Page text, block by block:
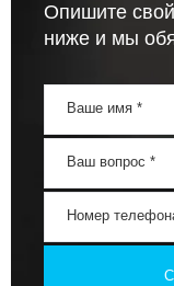
Опишите
ниже и мы